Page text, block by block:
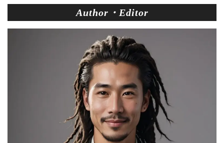
Author・Editor